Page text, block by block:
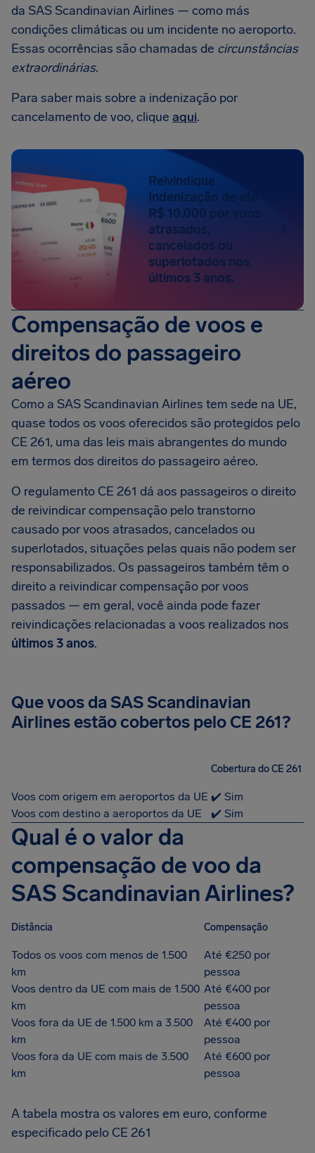
da SAS Scandinavian Airlines — como más
condições climáticas ou um incidente no aeroporto.
Essas ocorrências são chamadas de circunstâncias
extraordinárias.
Para saber mais sobre a indenização por
cancelamento de voo, clique aqui.
Reivindique
Indenização de até
R$ 10.000 por voos
atrasados,
cancelados ou
superlotados nos
últimos 3 anos.
Compensação de voos e
direitos do passageiro
aéreo
Como a SAS Scandinavian Airlines tem sede na UE,
quase todos os voos oferecidos são protegidos pelo
CE 261, uma das leis mais abrangentes do mundo
em termos dos direitos do passageiro aéreo.
O regulamento CE 261 dá aos passageiros o direito
de reivindicar compensação pelo transtorno
causado por voos atrasados, cancelados ou
superlotados, situações pelas quais não podem ser
responsabilizados. Os passageiros também têm o
direito a reivindicar compensação por voos
passados — em geral, você ainda pode fazer
reivindicações relacionadas a voos realizados nos
últimos 3 anos.
Que voos da SAS Scandinavian
Airlines estão cobertos pelo CE 261?
Cobertura do CE 261
Voos com origem em aeroportos da UE ✔️ Sim
Voos com destino a aeroportos da UE
✔️ Sim
Qual é o valor da
compensação de voo da
SAS Scandinavian Airlines?
Distância Compensação
Todos os voos com menos de 1.500
km
Até €250 por
pessoa
Voos dentro da UE com mais de 1.500
km
Até €400 por
pessoa
Voos fora da UE de 1.500 km a 3.500
km
Até €400 por
pessoa
Voos fora da UE com mais de 3.500
km
Até €600 por
pessoa
A tabela mostra os valores em euro, conforme
especificado pelo CE 261